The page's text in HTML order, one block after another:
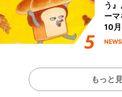
う
ー
10
NEWS
もっと